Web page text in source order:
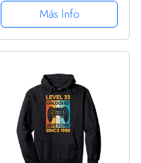
1988 Sudadera con
Capucha
Más Info